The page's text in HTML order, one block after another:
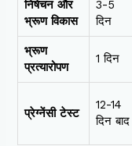
निषेचन और
भ्रूण विकास
3-5
दिन
भ्रूण
प्रत्यारोपण
1 दिन
प्रेग्नेंसी टेस्ट
12-14
दिन बाद